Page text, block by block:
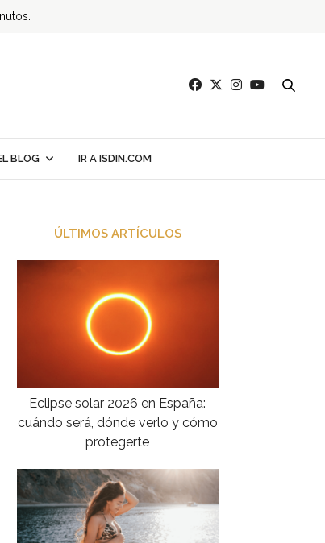
BLOG IR A ISDIN.COM
ÚLTIMOS ARTÍCULOS
Eclipse solar 2026 en España:
cuándo será, dónde verlo y cómo
protegerte